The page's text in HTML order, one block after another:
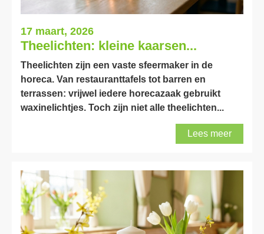
17 maart, 2026
Theelichten: kleine kaarsen...
Theelichten zijn een vaste sfeermaker in de
horeca. Van restauranttafels tot barren en
terrassen: vrijwel iedere horecazaak gebruikt
waxinelichtjes. Toch zijn niet alle theelichten...
Lees meer